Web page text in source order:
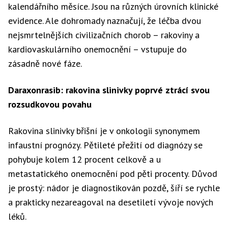
kalendářního měsíce. Jsou na různých úrovních klinické
evidence. Ale dohromady naznačují, že léčba dvou
nejsmrtelnějších civilizačních chorob – rakoviny a
kardiovaskulárního onemocnění – vstupuje do
zásadně nové fáze.
Daraxonrasib: rakovina slinivky poprvé ztrácí svou
rozsudkovou povahu
Rakovina slinivky břišní je v onkologii synonymem
infaustní prognózy. Pětileté přežití od diagnózy se
pohybuje kolem 12 procent celkově a u
metastatického onemocnění pod pěti procenty. Důvod
je prostý: nádor je diagnostikován pozdě, šíří se rychle
a prakticky nezareagoval na desetiletí vývoje nových
léků.